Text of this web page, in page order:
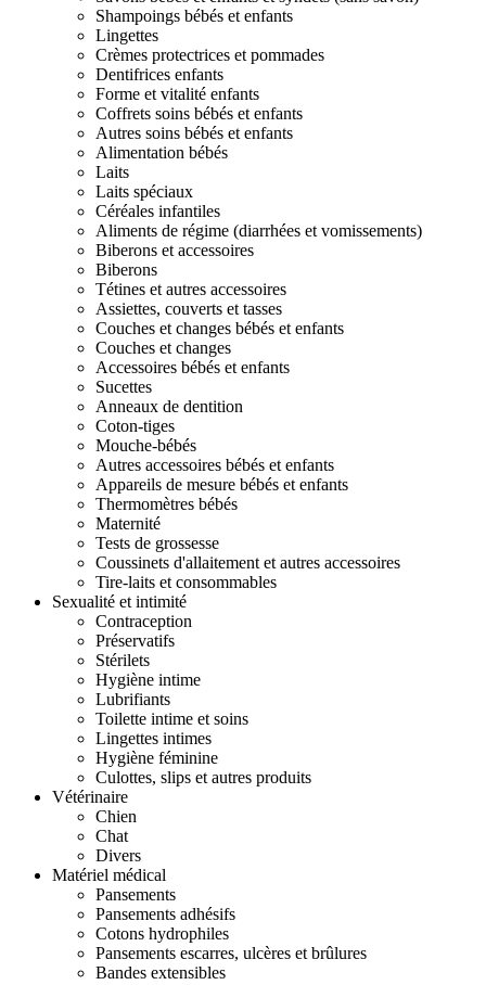
Shampoings bébés et enfants
Lingettes
Crèmes protectrices et pommades
Dentifrices enfants
Forme et vitalité enfants
Coffrets soins bébés et enfants
Autres soins bébés et enfants
Alimentation bébés
Laits
Laits spéciaux
Céréales infantiles
Aliments de régime (diarrhées et vomissements)
Biberons et accessoires
Biberons
Tétines et autres accessoires
Assiettes, couverts et tasses
Couches et changes bébés et enfants
Couches et changes
Accessoires bébés et enfants
Sucettes
Anneaux de dentition
Coton-tiges
Mouche-bébés
Autres accessoires bébés et enfants
Appareils de mesure bébés et enfants
Thermomètres bébés
Maternité
Tests de grossesse
Coussinets d'allaitement et autres accessoires
Tire-laits et consommables
Sexualité et intimité
Contraception
Préservatifs
Stérilets
Hygiène intime
Lubrifiants
Toilette intime et soins
Lingettes intimes
Hygiène féminine
Culottes, slips et autres produits
Vétérinaire
Chien
Chat
Divers
Matériel médical
Pansements
Pansements adhésifs
Cotons hydrophiles
Pansements escarres, ulcères et brûlures
Bandes extensibles